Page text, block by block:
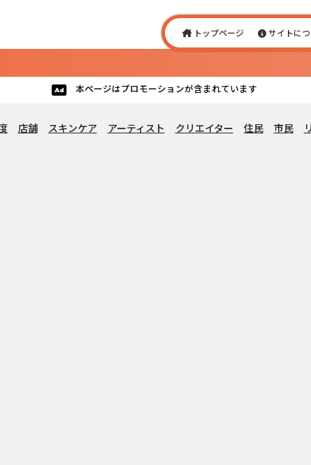
トップページ サイトに
本ページはプロモーションが含まれています
店舗 スキンケア アーティスト クリエイター 住民 市民